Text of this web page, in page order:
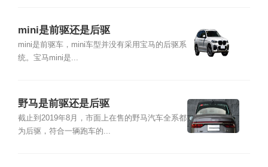
mini是前驱还是后驱
mini是前驱车，mini车型并没有采用宝马的后驱系
统。宝马mini是...
野马是前驱还是后驱
截止到2019年8月，市面上在售的野马汽车全系都
为后驱，符合一辆跑车的...